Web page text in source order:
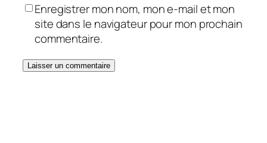
Enregistrer mon nom, mon e-mail et mon
site dans le navigateur pour mon prochain
commentaire.